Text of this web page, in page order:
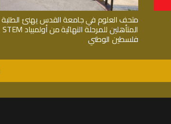
متحف العلوم في جامعة القدس يهنئ الطلبة
المتأهلين للمرحلة النهائية من أولمبياد STEM
فلسطين الوطني